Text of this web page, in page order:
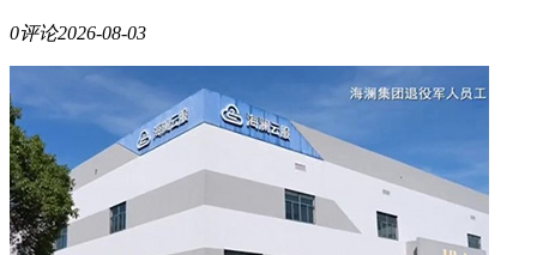
0评论2026-08-03